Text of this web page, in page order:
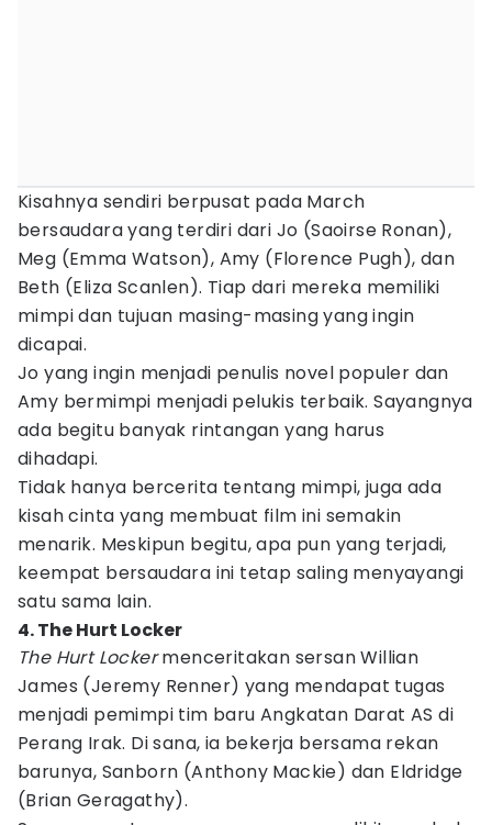
Kisahnya sendiri berpusat pada March
bersaudara yang terdiri dari Jo (Saoirse Ronan),
Meg (Emma Watson), Amy (Florence Pugh), dan
Beth (Eliza Scanlen). Tiap dari mereka memiliki
mimpi dan tujuan masing-masing yang ingin
dicapai.
Jo yang ingin menjadi penulis novel populer dan
Amy bermimpi menjadi pelukis terbaik. Sayangnya
ada begitu banyak rintangan yang harus
dihadapi.
Tidak hanya bercerita tentang mimpi, juga ada
kisah cinta yang membuat film ini semakin
menarik. Meskipun begitu, apa pun yang terjadi,
keempat bersaudara ini tetap saling menyayangi
satu sama lain.
4. The Hurt Locker
The Hurt Lockermenceritakan sersan Willian
James (Jeremy Renner) yang mendapat tugas
menjadi pemimpi tim baru Angkatan Darat AS di
Perang Irak. Di sana, ia bekerja bersama rekan
barunya, Sanborn (Anthony Mackie) dan Eldridge
(Brian Geragathy).